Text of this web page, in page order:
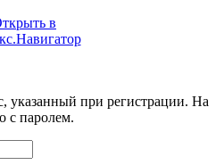
в
указанный при регистрации. На
с паролем.